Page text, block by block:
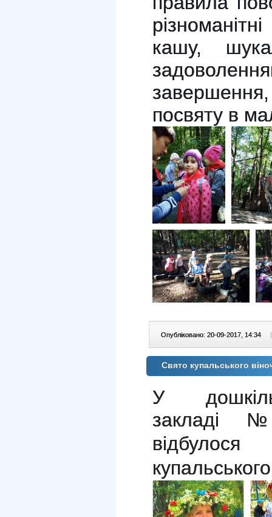
кашу,
посвяту в
Опубліковано: 20-09-2017, 14:34
Свято купальського
У
закладі